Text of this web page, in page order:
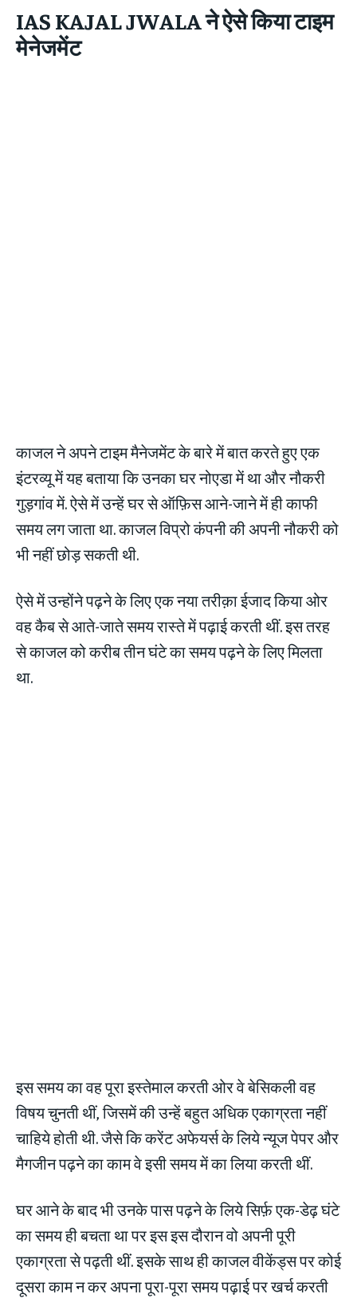
IAS KAJAL JWALA ने ऐसे किया टाइम
मेनेजमेंट
काजल ने अपने टाइम मैनेजमेंट के बारे में बात करते हुए एक
इंटरव्यू में यह बताया कि उनका घर नोएडा में था और नौकरी
गुड़गांव में. ऐसे में उन्हें घर से ऑफ़िस आने-जाने में ही काफी
समय लग जाता था. काजल विप्रो कंपनी की अपनी नौकरी को
भी नहीं छोड़ सकती थी.
ऐसे में उन्होंने पढ़ने के लिए एक नया तरीक़ा ईजाद किया ओर
वह कैब से आते-जाते समय रास्ते में पढ़ाई करती थीं. इस तरह
से काजल को करीब तीन घंटे का समय पढ़ने के लिए मिलता
था.
इस समय का वह पूरा इस्तेमाल करती ओर वे बेसिकली वह
विषय चुनती थीं, जिसमें की उन्हें बहुत अधिक एकाग्रता नहीं
चाहिये होती थी. जैसे कि करेंट अफेयर्स के लिये न्यूज पेपर और
मैगजीन पढ़ने का काम वे इसी समय में का लिया करती थीं.
घर आने के बाद भी उनके पास पढ़ने के लिये सिर्फ़ एक-डेढ़ घंटे
का समय ही बचता था पर इस इस दौरान वो अपनी पूरी
एकाग्रता से पढ़ती थीं. इसके साथ ही काजल वीकेंड्स पर कोई
दूसरा काम न कर अपना पूरा-पूरा समय पढ़ाई पर खर्च करती